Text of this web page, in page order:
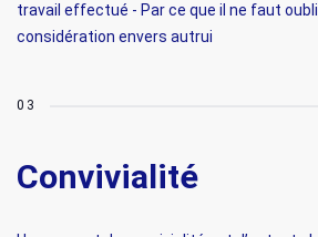
travail effectué - Par ce que il ne faut
considération envers autrui
Convivialité